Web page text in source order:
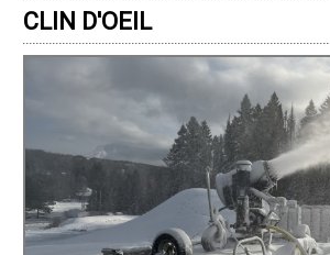
CLIN D'OEIL